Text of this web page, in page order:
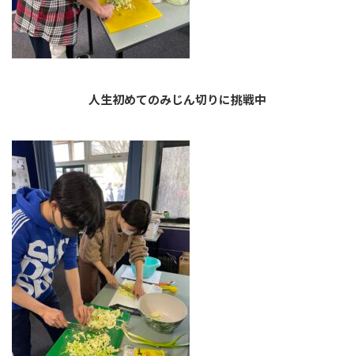
人生初めてのみじん切りに挑戦中